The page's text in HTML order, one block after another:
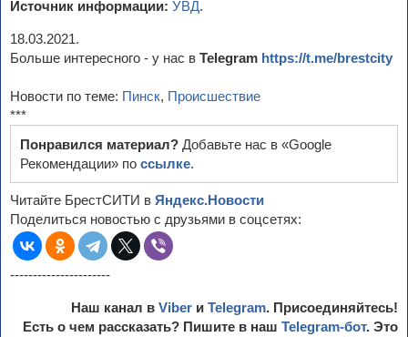
Источник информации: УВД.
18.03.2021.
Больше интересного - у нас в Telegram https://t.me/brestcity
Новости по теме: Пинск, Происшествие
***
Понравился материал? Добавьте нас в «Google
Рекомендации» по ссылке.
Читайте БрестСИТИ в Яндекс.Новости
Поделиться новостью с друзьями в соцсетях:
----------------------
Наш канал в Viber и Telegram. Присоединяйтесь!
Есть о чем рассказать? Пишите в наш Telegram-бот. Это